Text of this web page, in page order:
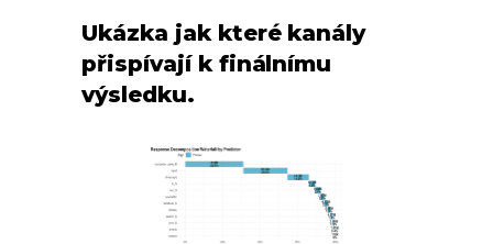
Ukázka jak které kanály
přispívají k finálnímu
výsledku.